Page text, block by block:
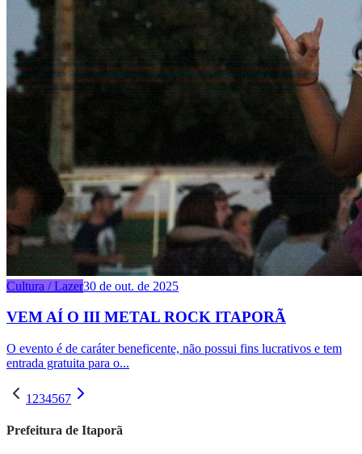
Cultura / Lazer30 de out. de 2025
VEM AÍ O III METAL ROCK ITAPORÃ
O evento é de caráter beneficente, não possui fins lucrativos e tem
entrada gratuita para o...
1 234567
Prefeitura de Itaporã